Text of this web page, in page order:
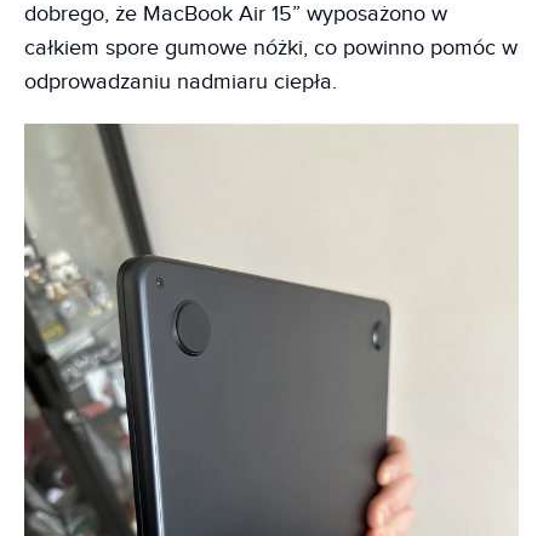
dobrego, że MacBook Air 15” wyposażono w
całkiem spore gumowe nóżki, co powinno pomóc w
odprowadzaniu nadmiaru ciepła.